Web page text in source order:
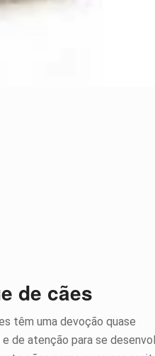
de cães
têm uma devoção quase
de atenção para se